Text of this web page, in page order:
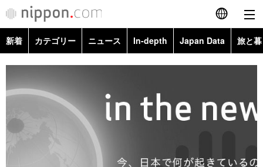
English
繁體字
Español
新着 カテゴリー ニュース In-depth Japan Data 旅と
政治・外交
経済・ビジネス
国際・海外
Topics
東京